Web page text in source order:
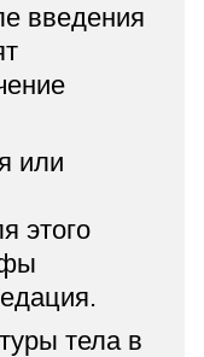
введения
или
этого
тела в